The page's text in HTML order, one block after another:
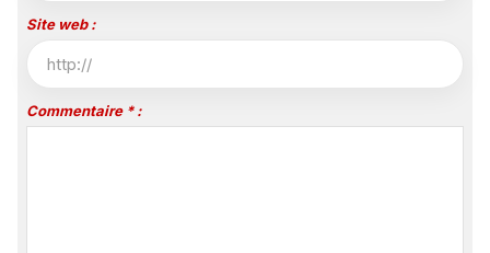
Site web :
Commentaire * :